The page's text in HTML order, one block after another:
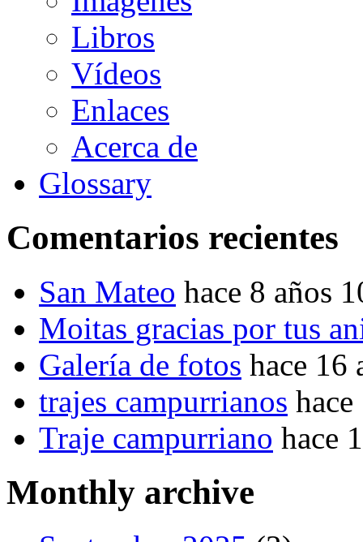
Libros
Vídeos
Enlaces
Acerca de
Glossary
Comentarios recientes
San Mateo hace 8 años
Moitas gracias por tus
Galería de fotos hace 16
trajes campurrianos
Traje campurriano hace
Monthly archive